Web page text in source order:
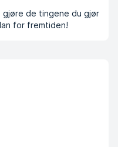
gjøre de tingene du gjør
for fremtiden!